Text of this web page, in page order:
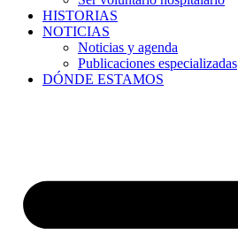
HISTORIAS
NOTICIAS
Noticias y agenda
Publicaciones especializadas
DÓNDE ESTAMOS